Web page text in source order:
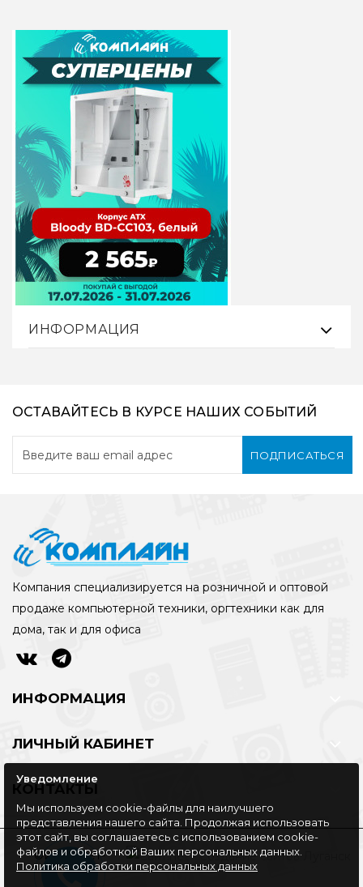
ИНФОРМАЦИЯ
ОСТАВАЙТЕСЬ В КУРСЕ НАШИХ СОБЫТИЙ
ПОДПИСАТЬСЯ
Компания специализируется на розничной и оптовой
продаже компьютерной техники, оргтехники как для
дома, так и для офиса
ИНФОРМАЦИЯ
ЛИЧНЫЙ КАБИНЕТ
КОНТАКТЫ
©Интернет-
магазин
Уведомление
Мы используем cookie-файлы для наилучшего
представления нашего сайта. Продолжая использовать
этот сайт, вы соглашаетесь с использованием cookie-
файлов и обработкой Ваших персональных данных.
Политика обработки персональных данных